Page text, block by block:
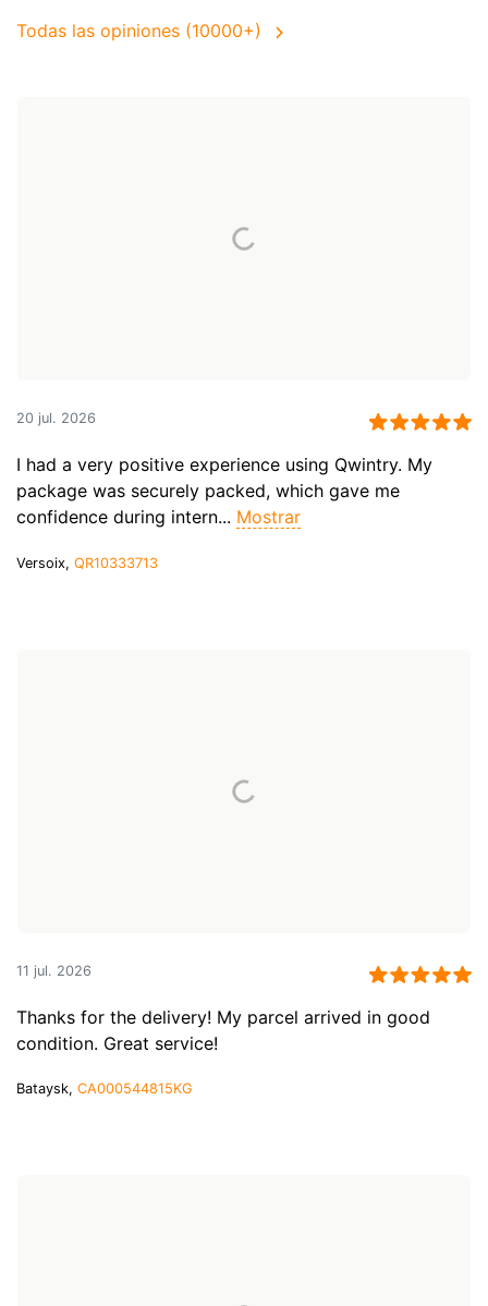
Todas las opiniones (10000+)
20 jul. 2026
I had a very positive experience using Qwintry. My
package was securely packed, which gave me
confidence during intern... Mostrar
Versoix, QR10333713
11 jul. 2026
Thanks for the delivery! My parcel arrived in good
condition. Great service!
Bataysk, CA000544815KG